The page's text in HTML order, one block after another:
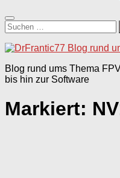
Suchen
nach:
Blog rund ums Thema
bis hin zur Software
Markiert: